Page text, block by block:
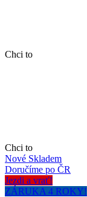
Chci to
Chci to
Nové Skladem
Doručíme po ČR
Jezdi a vrať!
ZÁRUKA 4 ROKY!